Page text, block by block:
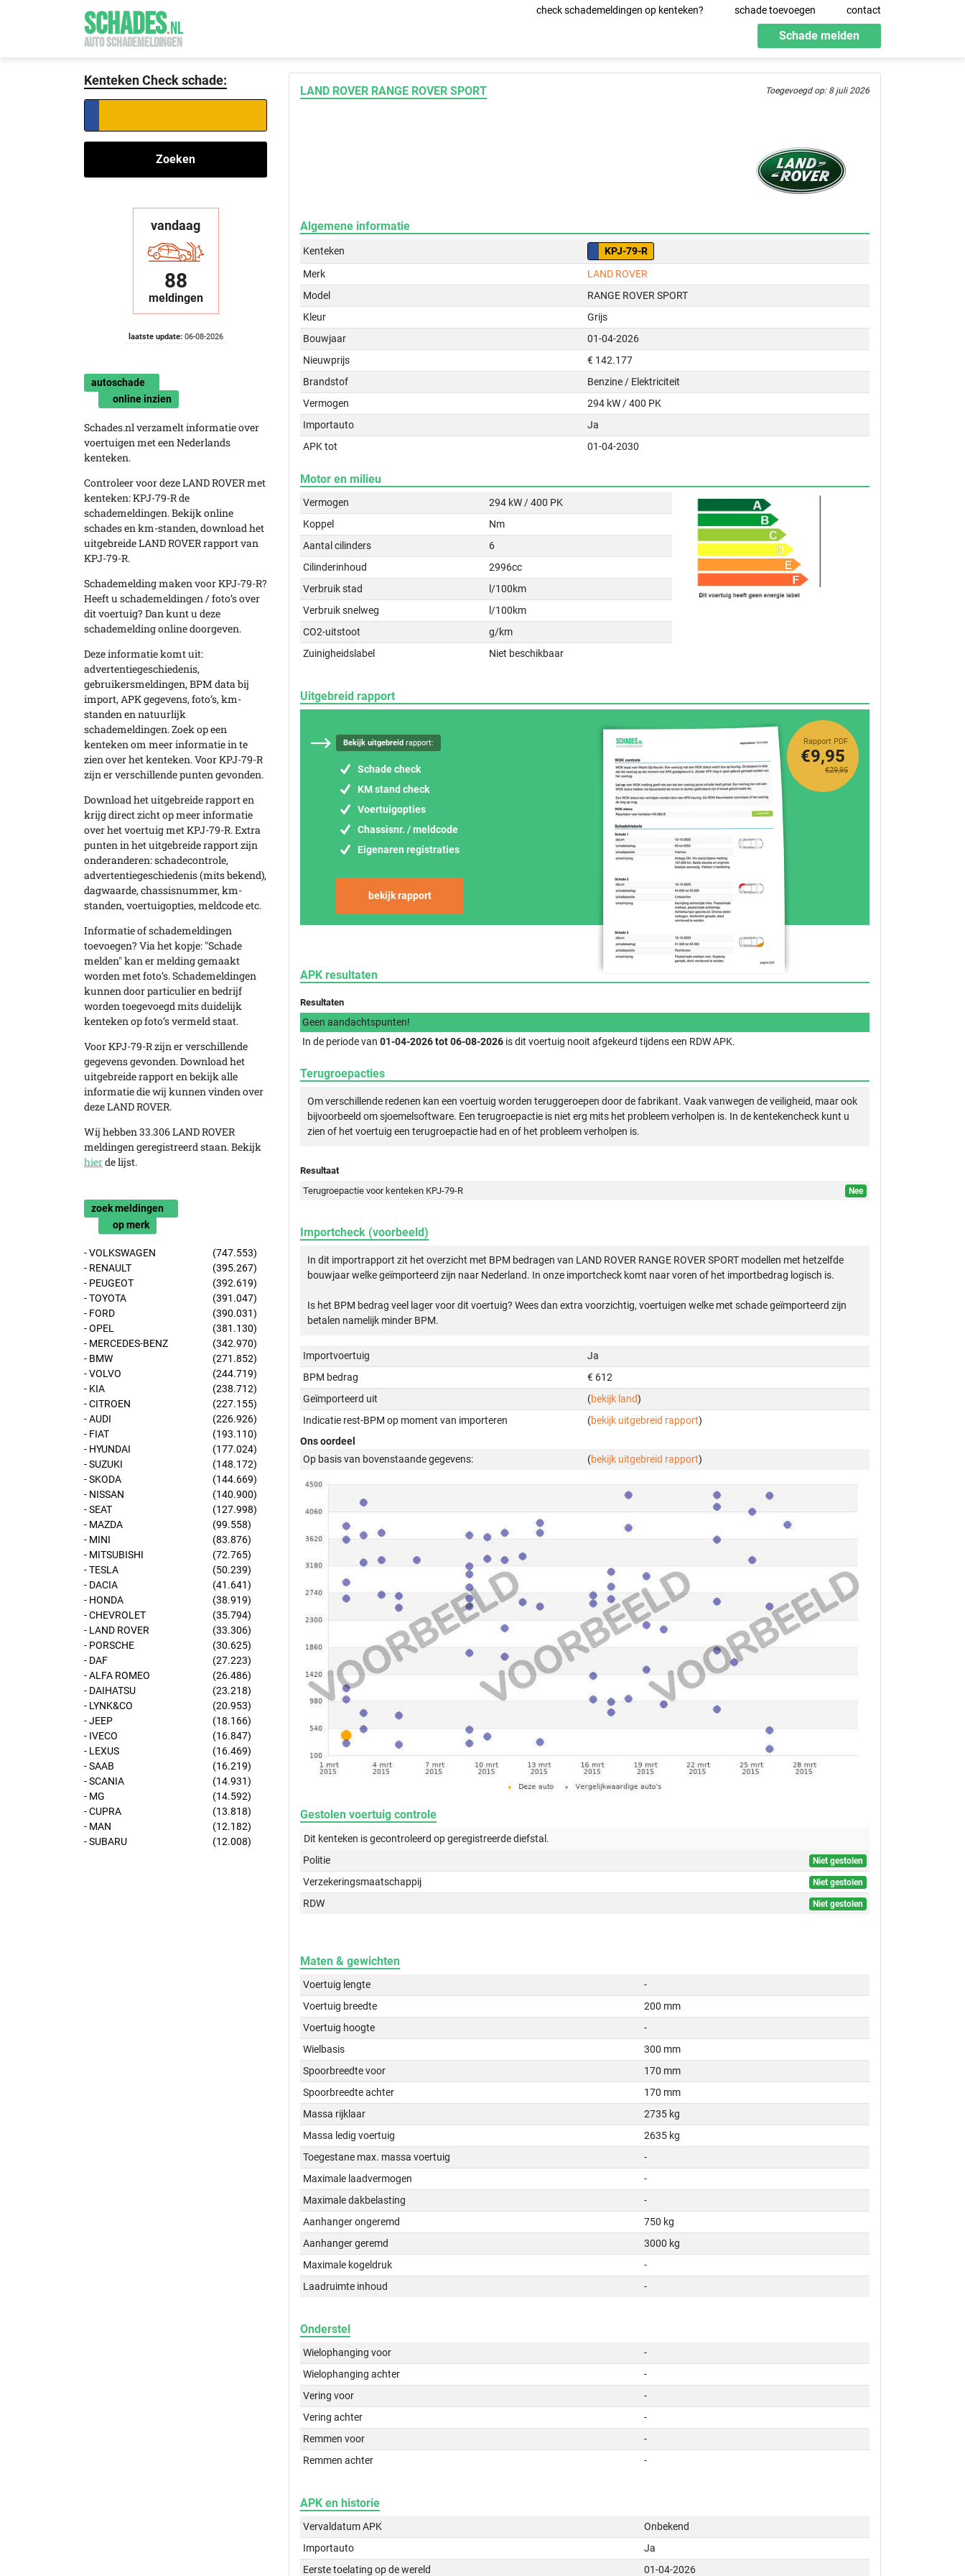
SCHADES.NL
AUTO SCHADEMELDINGEN
check schademeldingen op kenteken? schade toevoegen contact
Schade melden
Kenteken Check schade:
Zoeken
vandaag
88
meldingen
laatste update:06-08-2026
autoschade
online inzien
Schades.nl verzamelt informatie over
voertuigen met een Nederlands
kenteken.
Controleer voor deze LAND ROVER met
kenteken: KPJ-79-R de
schademeldingen. Bekijk online
schades en km-standen, download het
uitgebreide LAND ROVER rapport van
KPJ-79-R.
Schademelding maken voor KPJ-79-R?
Heeft u schademeldingen / foto’s over
dit voertuig? Dan kunt u deze
schademelding online doorgeven.
Deze informatie komt uit:
advertentiegeschiedenis,
gebruikersmeldingen, BPM data bij
import, APK gegevens, foto’s, km-
standen en natuurlijk
schademeldingen. Zoek op een
kenteken om meer informatie in te
zien over het kenteken. Voor KPJ-79-R
zijn er verschillende punten gevonden.
Download het uitgebreide rapport en
krijg direct zicht op meer informatie
over het voertuig met KPJ-79-R. Extra
punten in het uitgebreide rapport zijn
onderanderen: schadecontrole,
advertentiegeschiedenis (mits bekend),
dagwaarde, chassisnummer, km-
standen, voertuigopties, meldcode etc.
Informatie of schademeldingen
toevoegen? Via het kopje: "Schade
melden" kan er melding gemaakt
worden met foto’s. Schademeldingen
kunnen door particulier en bedrijf
worden toegevoegd mits duidelijk
kenteken op foto’s vermeld staat.
Voor KPJ-79-R zijn er verschillende
gegevens gevonden. Download het
uitgebreide rapport en bekijk alle
informatie die wij kunnen vinden over
deze LAND ROVER.
Wij hebben 33.306 LAND ROVER
meldingen geregistreerd staan. Bekijk
hierde lijst.
zoek meldingen
op merk
- VOLKSWAGEN
(747.553)
- RENAULT
(395.267)
- PEUGEOT
(392.619)
- TOYOTA
(391.047)
- FORD
(390.031)
- OPEL
(381.130)
- MERCEDES-BENZ
(342.970)
- BMW
(271.852)
- VOLVO
(244.719)
- KIA
(238.712)
- CITROEN
(227.155)
- AUDI
(226.926)
- FIAT
(193.110)
- HYUNDAI
(177.024)
- SUZUKI
(148.172)
- SKODA
(144.669)
- NISSAN
(140.900)
- SEAT
(127.998)
- MAZDA
(99.558)
- MINI
(83.876)
- MITSUBISHI
(72.765)
- TESLA
(50.239)
- DACIA
(41.641)
- HONDA
(38.919)
- CHEVROLET
(35.794)
- LAND ROVER
(33.306)
- PORSCHE
(30.625)
- DAF
(27.223)
- ALFA ROMEO
(26.486)
- DAIHATSU
(23.218)
- LYNK&CO
(20.953)
- JEEP
(18.166)
- IVECO
(16.847)
- LEXUS
(16.469)
- SAAB
(16.219)
- SCANIA
(14.931)
- MG
(14.592)
- CUPRA
(13.818)
- MAN
(12.182)
- SUBARU
(12.008)
LAND ROVER RANGE ROVER SPORT Toegevoegd op: 8 juli 2026
Algemene informatie
Kenteken
KPJ-79-R
Merk
LAND ROVER
Model
RANGE ROVER SPORT
Kleur
Grijs
Bouwjaar
01-04-2026
Nieuwprijs
€ 142.177
Brandstof
Benzine / Elektriciteit
Vermogen
294 kW / 400 PK
Importauto
Ja
APK tot
01-04-2030
Motor en milieu
Vermogen
294 kW / 400 PK
Koppel
Nm
Aantal cilinders
6
Cilinderinhoud
2996cc
Verbruik stad
l/100km
Verbruik snelweg
l/100km
CO2-uitstoot
g/km
Zuinigheidslabel
Niet beschikbaar
Uitgebreid rapport
Bekijk uitgebreid rapport:
Schade check
KM stand check
Voertuigopties
Chassisnr. / meldcode
Eigenaren registraties
bekijk rapport
Rapport PDF
€29,95
€9,95
APK resultaten
Resultaten
Geen aandachtspunten!
In de periode van 01-04-2026 tot 06-08-2026 is dit voertuig nooit afgekeurd tijdens een RDW APK.
Terugroepacties
Om verschillende redenen kan een voertuig worden teruggeroepen door de fabrikant. Vaak vanwegen de veiligheid, maar ook
bijvoorbeeld om sjoemelsoftware. Een terugroepactie is niet erg mits het probleem verholpen is. In de kentekencheck kunt u
zien of het voertuig een terugroepactie had en of het probleem verholpen is.
Resultaat
Terugroepactie voor kenteken KPJ-79-R
Nee
Importcheck (voorbeeld)
In dit importrapport zit het overzicht met BPM bedragen van LAND ROVER RANGE ROVER SPORT modellen met hetzelfde
bouwjaar welke geïmporteerd zijn naar Nederland. In onze importcheck komt naar voren of het importbedrag logisch is.
Is het BPM bedrag veel lager voor dit voertuig? Wees dan extra voorzichtig, voertuigen welke met schade geïmporteerd zijn
betalen namelijk minder BPM.
Importvoertuig
Ja
BPM bedrag
€ 612
Geïmporteerd uit
(bekijk land)
Indicatie rest-BPM op moment van importeren
(bekijk uitgebreid rapport)
Ons oordeel
Op basis van bovenstaande gegevens:
(bekijk uitgebreid rapport)
Gestolen voertuig controle
Dit kenteken is gecontroleerd opgeregistreerdediefstal.
Politie
Niet gestolen
Verzekeringsmaatschappij Niet gestolen
RDW Niet gestolen
Maten & gewichten
Voertuig lengte
-
Voertuig breedte
200 mm
Voertuig hoogte
-
Wielbasis
300 mm
Spoorbreedte voor
170 mm
Spoorbreedte achter
170 mm
Massa rijklaar
2735 kg
Massa ledig voertuig
2635 kg
Toegestane max. massa voertuig
-
Maximale laadvermogen
-
Maximale dakbelasting
-
Aanhanger ongeremd
750 kg
Aanhanger geremd
3000 kg
Maximale kogeldruk
-
Laadruimte inhoud
-
Onderstel
Wielophanging voor
-
Wielophanging achter
-
Vering voor
-
Vering achter
-
Remmen voor
-
Remmen achter
-
APK en historie
Vervaldatum APK
Onbekend
Importauto
Ja
Eerste toelating op de wereld
01-04-2026